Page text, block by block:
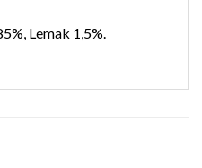
Lemak 1,5%.